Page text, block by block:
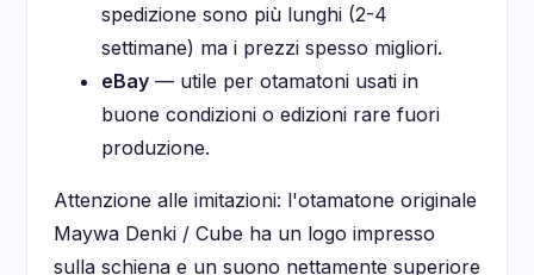
spedizione sono più lunghi (2-4
settimane) ma i prezzi spesso migliori.
eBay — utile per otamatoni usati in
buone condizioni o edizioni rare fuori
produzione.
Attenzione alle imitazioni: l'otamatone originale
Maywa Denki / Cube ha un logo impresso
sulla schiena e un suono nettamente superiore